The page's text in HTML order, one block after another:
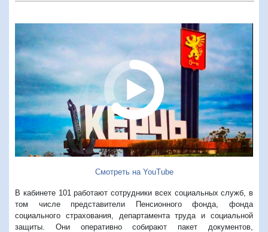
Смотреть на YouTube
В кабинете 101 работают сотрудники всех социальных служб, в
том числе представители Пенсионного фонда, фонда
социального страхования, департамента труда и социальной
защиты. Они оперативно собирают пакет документов,